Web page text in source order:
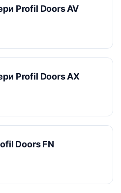
Profil Doors AV
Profil Doors AX
Doors FN